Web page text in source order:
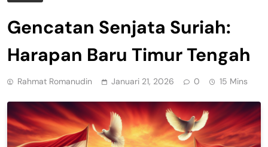
Gencatan Senjata Suriah:
Harapan Baru Timur Tengah
Rahmat Romanudin Januari 21, 2026 0 15 Mins